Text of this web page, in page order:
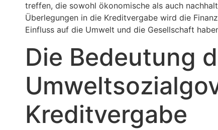
treffen, die sowohl ökonomische als auch
Überlegungen in die Kreditvergabe wird die
Einfluss auf die Umwelt und die Gesellschaft
Die Bedeutung
Kreditvergabe